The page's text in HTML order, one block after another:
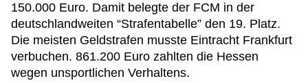
150.000 Euro. Damit belegte der FCM in der
deutschlandweiten “Strafentabelle” den 19. Platz.
Die meisten Geldstrafen musste Eintracht Frankfurt
verbuchen. 861.200 Euro zahlten die Hessen
wegen unsportlichen Verhaltens.